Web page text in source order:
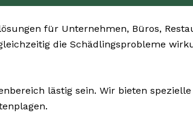
für Unternehmen, Büros,
die Schädlingsprobleme
lästig sein. Wir bieten spezielle